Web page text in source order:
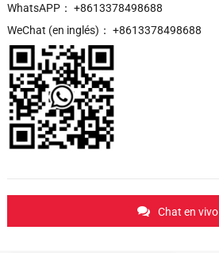
WhatsAPP： +8613378498688
WeChat (en inglés)： +8613378498688
Chat en vivo